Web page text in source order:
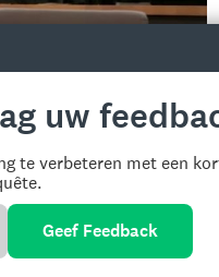
uw
te verbeteren met een
Geef Feedback